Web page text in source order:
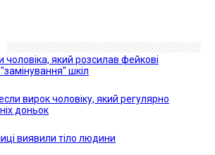
чоловіка, який розсилав фейкові
шкіл
вирок чоловіку, який регулярно
доньок
виявили тіло людини